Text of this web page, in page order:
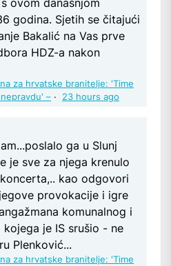
godina. Sjetih se čitajući
Bakalić na Vas prve
HDZ-a nakon
za hrvatske branitelje: 'Time
– · 23 hours ago
ga u Slunj
je sve za njega krenulo
kao odgovori
provokacije i igre
komunalnog i
je IS srušio - ne
Plenković...
za hrvatske branitelje: 'Time